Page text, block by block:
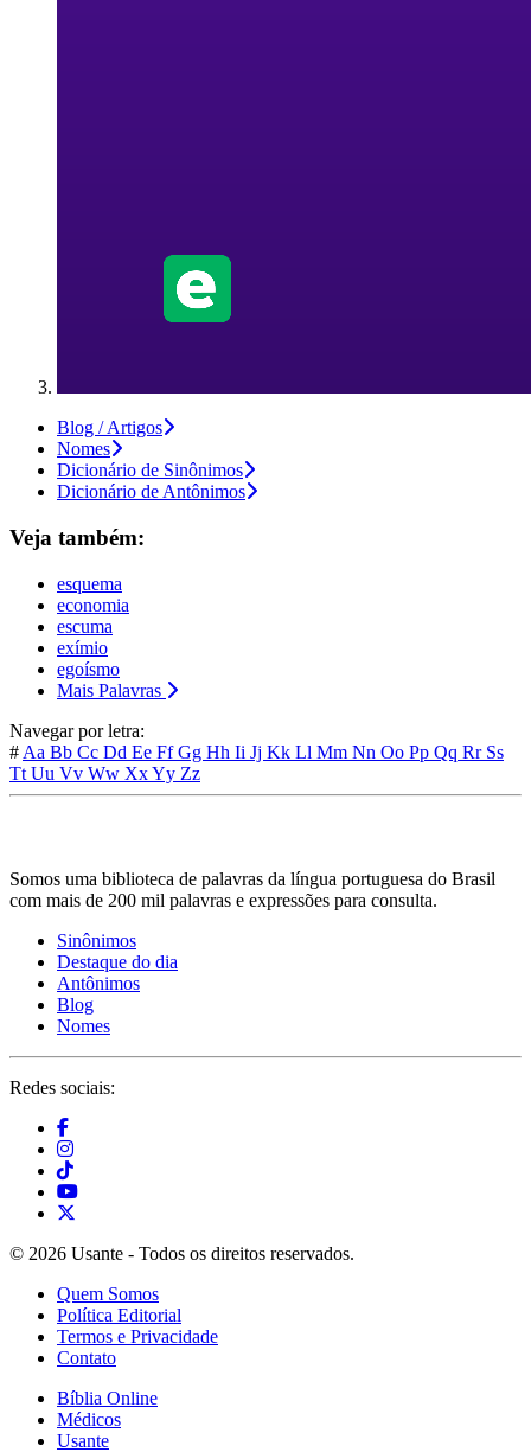
Blog / Artigos
Nomes
Dicionário de Sinônimos
Dicionário de Antônimos
Veja também:
esquema
economia
escuma
exímio
egoísmo
Mais Palavras
Navegar por letra:
# Aa Bb Cc Dd Ee FfGg Hh Ii Jj Kk Ll Mm Nn Oo Pp Qq Rr Ss
Tt Uu Vv Ww XxYy Zz
Somos uma biblioteca de palavras da língua portuguesa do Brasil
com mais de 200 mil palavras e expressões para consulta.
Sinônimos
Destaque do dia
Antônimos
Blog
Nomes
Redes sociais:
© 2026 Usante - Todos os direitos reservados.
Quem Somos
Política Editorial
Termos e Privacidade
Contato
Bíblia Online
Médicos
Usante